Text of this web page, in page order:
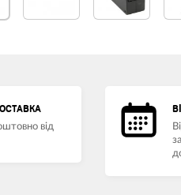
від